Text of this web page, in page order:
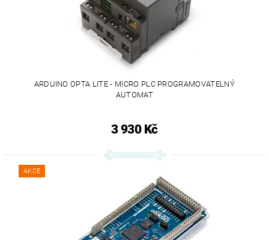
ARDUINO OPTA LITE - MICRO PLC PROGRAMOVATELNÝ
AUTOMAT
3 930 Kč
AKCE